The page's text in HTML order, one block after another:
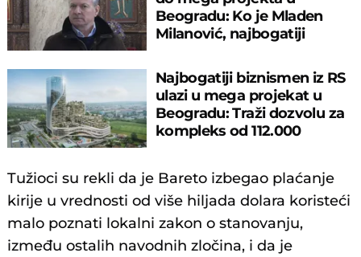
Beogradu: Ko je Mladen
Milanović, najbogatiji
Najbogatiji biznismen iz RS
ulazi u mega projekat u
Beogradu: Traži dozvolu za
kompleks od 112.000
Tužioci su rekli da je Bareto izbegao plaćanje
kirije u vrednosti od više hiljada dolara koristeći
malo poznati lokalni zakon o stanovanju,
između ostalih navodnih zločina, i da je